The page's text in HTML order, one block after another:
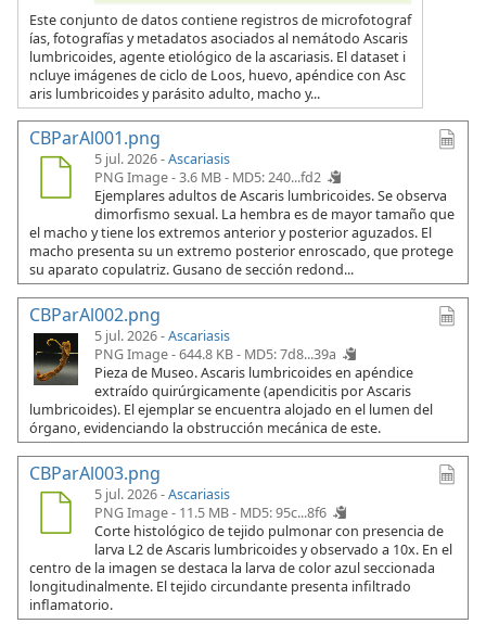
Este conjunto de datos contiene registros de microfotograf
ías, fotografías y metadatos asociados al nemátodo Ascaris
lumbricoides, agente etiológico de la ascariasis. El dataset i
ncluye imágenes de ciclo de Loos, huevo, apéndice con Asc
aris lumbricoides y parásito adulto, macho y...
CBParAl001.png
5 jul. 2026 -Ascariasis
PNG Image - 3.6 MB - MD5: 240...fd2
Ejemplares adultos de Ascaris lumbricoides. Se observa
dimorfismo sexual. La hembra es de mayor tamaño que
el macho y tiene los extremos anterior y posterior aguzados. El
macho presenta su un extremo posterior enroscado, que protege
su aparato copulatriz. Gusano de sección redond...
CBParAl002.png
5 jul. 2026 -Ascariasis
PNG Image - 644.8 KB - MD5: 7d8...39a
Pieza de Museo. Ascaris lumbricoides en apéndice
extraído quirúrgicamente (apendicitis por Ascaris
lumbricoides). El ejemplar se encuentra alojado en el lumen del
órgano, evidenciando la obstrucción mecánica de este.
CBParAl003.png
5 jul. 2026 -Ascariasis
PNG Image - 11.5 MB - MD5: 95c...8f6
Corte histológico de tejido pulmonar con presencia de
larva L2 de Ascaris lumbricoides y observado a 10x. En el
centro de la imagen se destaca la larva de color azul seccionada
longitudinalmente. El tejido circundante presenta infiltrado
inflamatorio.